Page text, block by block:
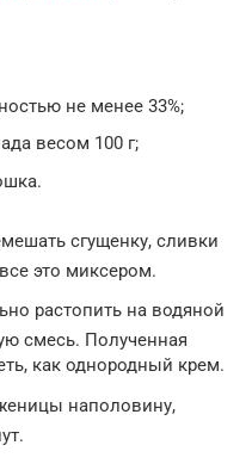
не менее 33%;
весом 100 г;
сгущенку, сливки
это миксером.
растопить на водяной
смесь. Полученная
как однородный крем.
наполовину,